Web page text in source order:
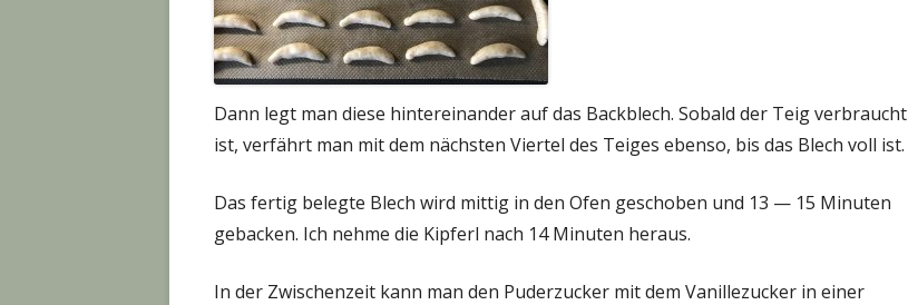
Dann legt man diese hintereinander auf das Backblech. Sobald der Teig verbraucht
ist, verfährt man mit dem nächsten Viertel des Teiges ebenso, bis das Blech voll ist.
Das fertig belegte Blech wird mittig in den Ofen geschoben und 13 — 15 Minuten
gebacken. Ich nehme die Kipferl nach 14 Minuten heraus.
In der Zwischenzeit kann man den Puderzucker mit dem Vanillezucker in einer